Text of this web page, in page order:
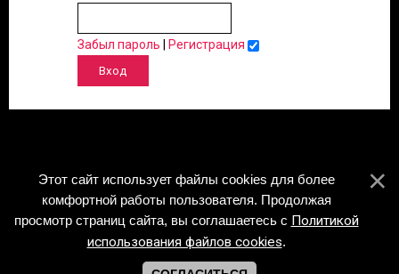
Забыл пароль Регистрация
Этот сайт использует файлы cookies для более
комфортной работы пользователя. Продолжая
просмотр страниц сайта, вы соглашаетесь с Политикой
использования файлов cookies.